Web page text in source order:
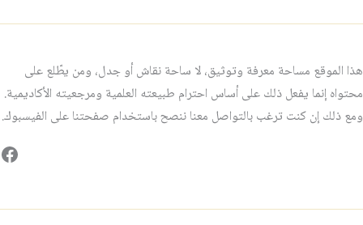
هذا الموقع مساحة معرفة وتوثيق، لا ساحة نقاش أو جدل، ومن يطّلع على
محتواه إنما يفعل ذلك على أساس احترام طبيعته العلمية ومرجعيته الأكاديمية.
ومع ذلك إن كنت ترغب بالتواصل معنا ننصح باستخدام صفحتنا على الفيسبوك.